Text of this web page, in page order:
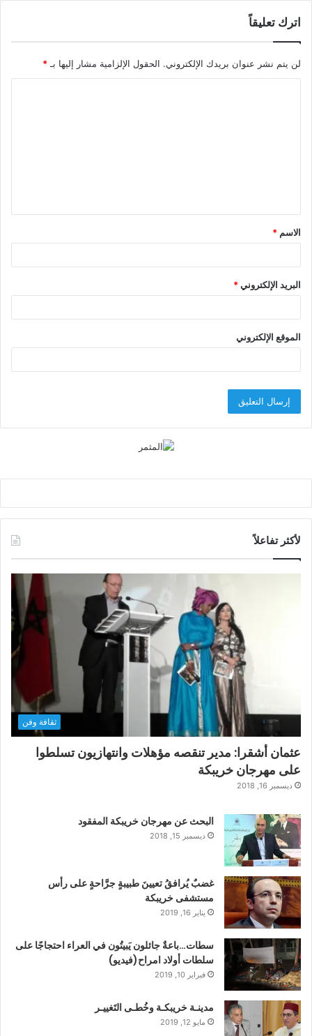
اترك تعليقاً
لن يتم نشر عنوان بريدك الإلكتروني. الحقول الإلزامية مشار إليها بـ *
ق
*
الاسم *
البريد الإلكتروني*
الموقع الإلكتروني
لأكثر تفاعلاً
ثقافة وفن
عثمان أشقرا: مدير تنقصه مؤهلات وانتهازيون تسلطوا
على مهرجان خريبكة
ديسمبر 16, 2018
البحث عن مهرجان خريبكة المفقود
ديسمبر 15, 2018
غضبٌ يُرافقُ تعيينَ طبيبةٍ جرَّاحةٍ على رأس
مستشفى خريبكة
يناير 16, 2019
سطات…باعةٌ جائلون يَبيتُون في العراء احتجاجًا على
سلطات أولاد امراح(فيديو)
فبراير 10, 2019
مدينـة خريبكـة وخُطـى التَغييـر
مايو 12, 2019